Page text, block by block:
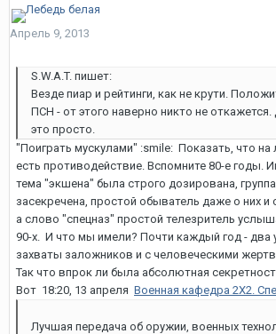
Апрель 9, 2013
S.W.A.T. пишет:
Везде пиар и рейтинги, как не крути.
ПСН - от этого наверно никто не откажется.
это просто.
"Поиграть мускулами" :smile: Показать, что
есть противодействие. Вспомните 80-е годы.
тема "экшена" была строго дозирована,
засекречена, простой обыватель даже о них
а слово "спецназ" простой телезритель
90-х. И что мы имели? Почти каждый год - два
захваты заложников и с человеческими
Так что впрок ли была абсолютная
Вот 18:20, 13 апреля Военная кафедра 2Х2.
Лучшая передача об оружии, военных